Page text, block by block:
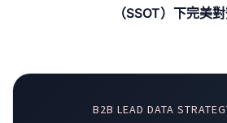
（SSOT）下完美對
B2B LEAD DATA